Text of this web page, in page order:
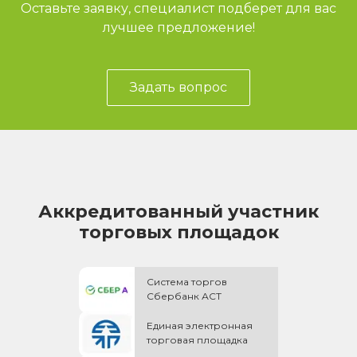
Оставьте заявку, специалист подберет для вас
лучшее предложение!
Задать вопрос
Аккредитованный участник
торговых площадок
Система торгов
Сбербанк АСТ
Единая электронная
торговая площадка